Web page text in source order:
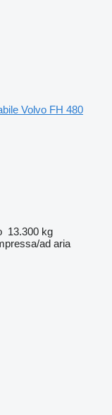
Volvo FH 480
13.300 kg
ad aria